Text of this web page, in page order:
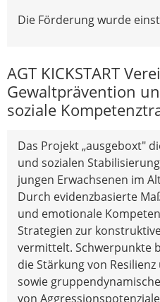
Die Förderung wurde
AGT KICKSTART
Gewaltprävention
soziale
Das Projekt „ausgeboxt"
und sozialen
jungen Erwachsenen im
Durch evidenzbasierte
und emotionale
Strategien zur
vermittelt. Schwerpunkte
die Stärkung von
sowie
von